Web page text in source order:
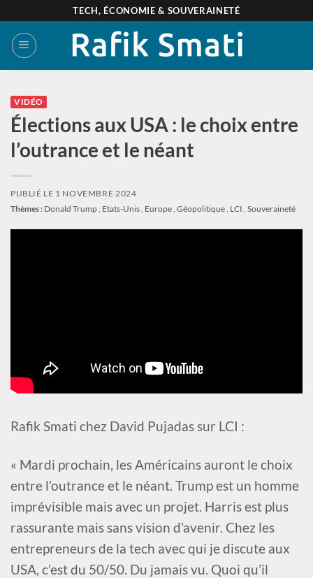
contenu
TECH, ÉCONOMIE & SOUVERAINETÉ
VIDÉO
Élections aux USA : le choix entre
l’outrance et le néant
PUBLIÉ LE 1 NOVEMBRE 2024
Thèmes : Donald Trump, Etats-Unis, Europe, Géopolitique, LCI , Souveraineté
Rafik Smati chez David Pujadas sur LCI :
« Mardi prochain, les Américains auront le choix
entre l’outrance et le néant. Trump est un homme
imprévisible mais avec un projet. Harris est plus
rassurante mais sans vision d’avenir. Chez les
entrepreneurs de la tech avec qui je discute aux
USA, c’est du 50/50. Du jamais vu. Quoi qu’il